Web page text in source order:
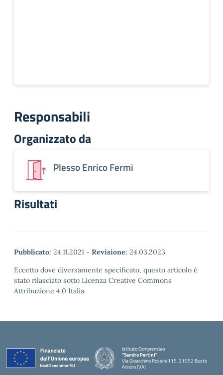
Responsabili
Organizzato da
Plesso Enrico Fermi
Risultati
Pubblicato: 24.11.2021 - Revisione: 24.03.2023
Eccetto dove diversamente specificato, questo articolo è
stato rilasciato sotto Licenza Creative Commons
Attribuzione 4.0 Italia.
Istituto Comprensivo
"Sandro Pertini"
Via Gioacchino Rossini 115, 21052 Busto
Arsizio (VA)